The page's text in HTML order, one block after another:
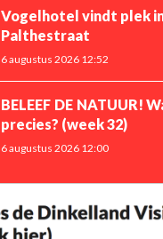
Vogelhotel vindt plek
Palthestraat
6 augustus 2026 12:52
BELEEF DE NATUUR!
precies? (week 32)
6 augustus 2026 12:00